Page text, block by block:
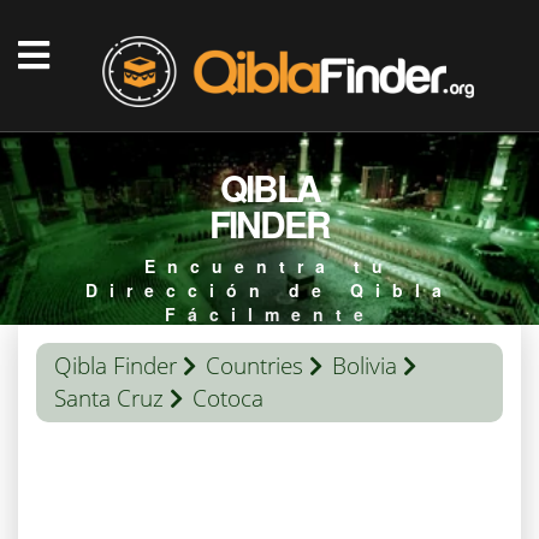
QIBLA
FINDER
Encuentra tu
Dirección de Qibla
Fácilmente
Qibla Finder Countries
Bolivia
Santa Cruz
Cotoca